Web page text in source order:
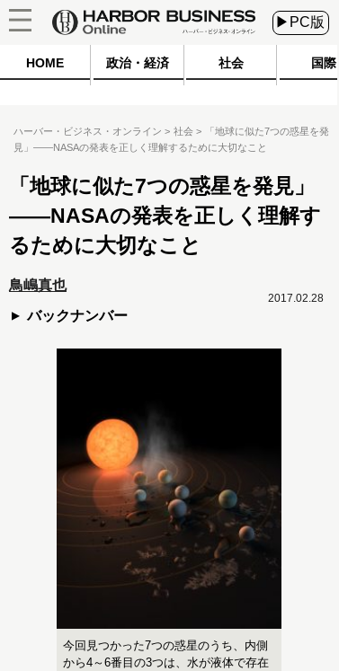
▶PC版
HOME 政治・経済 社会 国際
ハーバー・ビジネス・オンライン 社会
「地球に似た7つの惑星を発
見」――NASAの発表を正しく理解するために大切なこと
「地球に似た7つの惑星を発見」
――NASAの発表を正しく理解す
るために大切なこと
鳥嶋真也
バックナンバー
2017.02.28
今回見つかった7つの惑星のうち、内側
から4～6番目の3つは、水が液体で存在